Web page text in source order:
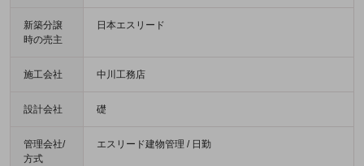
新築分譲
時の売主
日本エスリード
施工会社 中川工務店
設計会社 礎
管理会社/
方式
エスリード建物管理 / 日勤